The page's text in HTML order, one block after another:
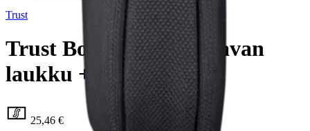
Trust
Trust Bologna kannettavan
laukku + hiiri
25,46 €